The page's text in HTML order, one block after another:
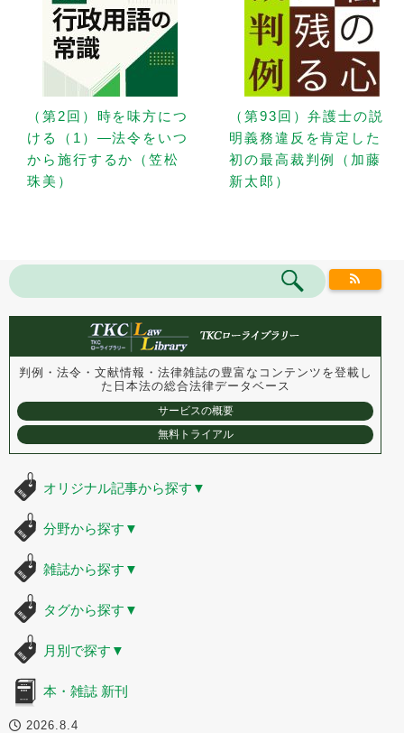
（第2回）時を味方につ
ける（1）—法令をいつ
から施行するか（笠松
珠美）
（第93回）弁護士の説
明義務違反を肯定した
初の最高裁判例（加藤
新太郎）
判例・法令・文献情報・法律雑誌の豊富なコンテンツを登載し
た 日本法の総合法律データベース
サービスの概要
無料トライアル
オリジナル記事から探す ▼
分野から探す ▼
雑誌から探す ▼
タグから探す ▼
月別で探す ▼
本・雑誌 新刊
2026.8.4